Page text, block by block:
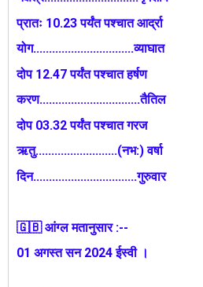
प्रातः 10.23 पर्यंत पश्चात आर्द्रा
योग................................व्याघात
दोप 12.47 पर्यंत पश्चात हर्षण
करण................................तैतिल
दोप 03.32 पर्यंत पश्चात गरज
ऋतु..........................(नभ:) वर्षा
दिन.................................गुरुवार
🇬🇧 आंग्ल मतानुसार :--
01 अगस्त सन 2024 ईस्वी ।